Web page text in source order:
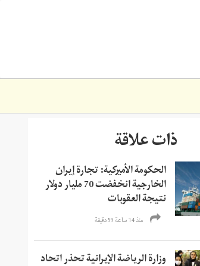
ذات علاقة
الحكومة الأميركية: تجارة إيران
الخارجية انخفضت 70 مليار دولار
نتيجة العقوبات
منذ 14 ساعة 59 دقیقة
وزارة الرياضة الإيرانية تحذر اتحاد